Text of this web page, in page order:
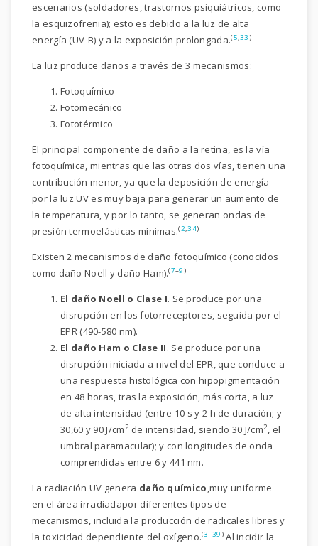
escenarios (soldadores, trastornos psiquiátricos, como
la esquizofrenia); esto es debido a la luz de alta
energía (UV-B) y a la exposición prolongada.(5,33 )
La luz produce daños a través de 3 mecanismos:
Fotoquímico
Fotomecánico
Fototérmico
El principal componente de daño a la retina, es la vía
fotoquímica, mientras que las otras dos vías, tienen una
contribución menor, ya que la deposición de energía
por la luz UV es muy baja para generar un aumento de
la temperatura, y por lo tanto, se generan ondas de
presión termoelásticas mínimas.(2,34)
Existen 2 mecanismos de daño fotoquímico (conocidos
como daño Noell y daño Ham).(7–9 )
El daño Noell o Clase I. Se produce por una
disrupción en los fotorreceptores, seguida por el
EPR (490-580 nm).
El daño Ham o Clase II. Se produce por una
disrupción iniciada a nivel del EPR, que conduce a
una respuesta histológica con hipopigmentación
en 48 horas, tras la exposición, más corta, a luz
de alta intensidad (entre 10 s y 2 h de duración; y
30,60 y 90 J/cm2de intensidad, siendo 30 J/cm2, el
umbral paramacular); y con longitudes de onda
comprendidas entre 6 y 441 nm.
La radiación UV genera daño químico,muy uniforme
en el área irradiadapor diferentes tipos de
mecanismos, incluida la producción de radicales libres y
la toxicidad dependiente del oxígeno.(3–39 )Al incidir la